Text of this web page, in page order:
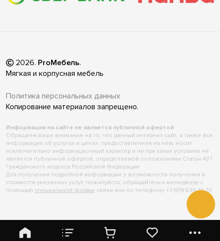
2026. ProМебель.
Мягкая и корпусная мебель
Политика персональных данных
Копирование материалов запрещено.
Информация на сайте не является публичной офертой
Обращаем ваше внимание на то, что данный интернет-сайт, а также вся
информация об услугах и ценах, предоставленная на нём, носит
исключительно информационный характер и ни при каких условиях не
является публичной офертой, определяемой положениями Статьи 437
Гражданского кодекса Российской Федерации.
Для получения подробной информации о возможности получения и
стоимости указанных услуг, пожалуйста, обращайтесь к менеджеру с
помощью специальной формы связи или по телефону +7 (911) 636-10-10